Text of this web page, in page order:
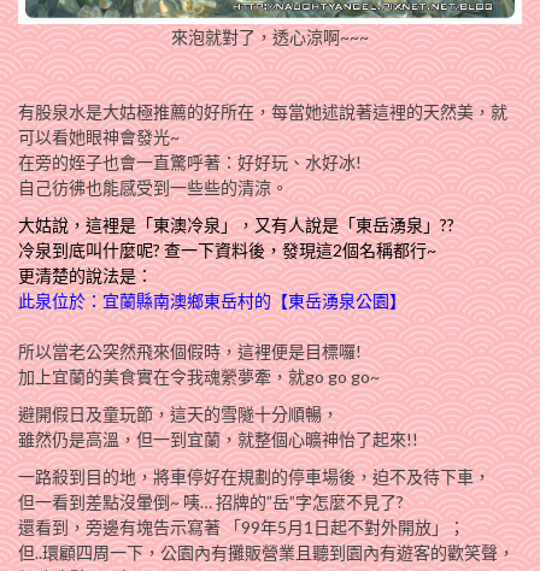
來泡就對了，透心涼啊~~~
有股泉水是大姑極推薦的好所在，每當她述說著這裡的天然美，就
可以看她眼神會發光~
在旁的姪子也會一直驚呼著：好好玩、水好冰!
自己彷彿也能感受到一些些的清涼。
大姑說，這裡是「東澳冷泉」，又有人說是「東岳湧泉」??
冷泉到底叫什麼呢? 查一下資料後，發現這2個名稱都行~
更清楚的說法是：
此泉位於：宜蘭縣南澳鄉東岳村的【東岳湧泉公園】
所以當老公突然飛來個假時，這裡便是目標囉!
加上宜蘭的美食實在令我魂縈夢牽，就go go go~
避開假日及童玩節，這天的雪隧十分順暢，
雖然仍是高溫，但一到宜蘭，就整個心曠神怡了起來!!
一路殺到目的地，將車停好在規劃的停車場後，迫不及待下車，
但一看到差點沒暈倒~ 咦… 招牌的”岳”字怎麼不見了?
還看到，旁邊有塊告示寫著 「99年5月1日起不對外開放」；
但..環顧四周一下，公園內有攤販營業且聽到園內有遊客的歡笑聲，